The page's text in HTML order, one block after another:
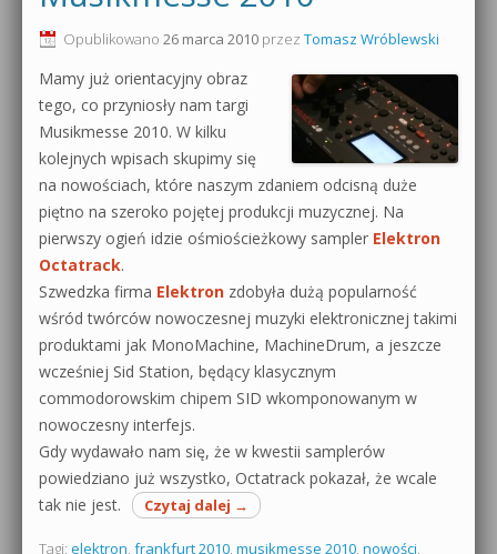
Produkcja muzyczna od podstaw
Sylenth1 od podstaw
Sound Forge od podstaw
Dubstep z syntezatorem Massive
Kontakt 5 Kompendium
Pakiety
0dB.pl - informacje
Newsletter
Materiały dla mediów
Archiwum aktualności
Polityka prywatności
Regulamin
Działanie sklepu internetowego
Wyszukiwanie
Opublikowano 26 marca 2010 przez Tomasz Wróblewski
Mamy już orientacyjny obraz
tego, co przyniosły nam targi
Musikmesse 2010. W kilku
kolejnych wpisach skupimy się
na nowościach, które naszym zdaniem odcisną duże
piętno na szeroko pojętej produkcji muzycznej. Na
pierwszy ogień idzie ośmiościeżkowy sampler Elektron
Octatrack.
Szwedzka firma Elektron zdobyła dużą popularność
wśród twórców nowoczesnej muzyki elektronicznej takimi
produktami jak MonoMachine, MachineDrum, a jeszcze
wcześniej Sid Station, będący klasycznym
commodorowskim chipem SID wkomponowanym w
nowoczesny interfejs.
Gdy wydawało nam się, że w kwestii samplerów
powiedziano już wszystko, Octatrack pokazał, że wcale
tak nie jest.
Czytaj dalej →
Tagi: elektron, frankfurt 2010, musikmesse 2010, nowości,